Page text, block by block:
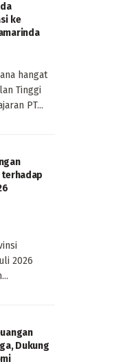
ke
hangat
Tinggi
PT...
2026
Dukung